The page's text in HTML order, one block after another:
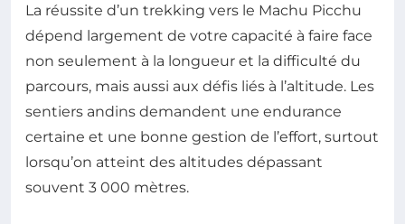
La réussite d’un trekking vers le Machu Picchu
dépend largement de votre capacité à faire face
non seulement à la longueur et la difficulté du
parcours, mais aussi aux défis liés à l’altitude. Les
sentiers andins demandent une endurance
certaine et une bonne gestion de l’effort, surtout
lorsqu’on atteint des altitudes dépassant
souvent 3 000 mètres.